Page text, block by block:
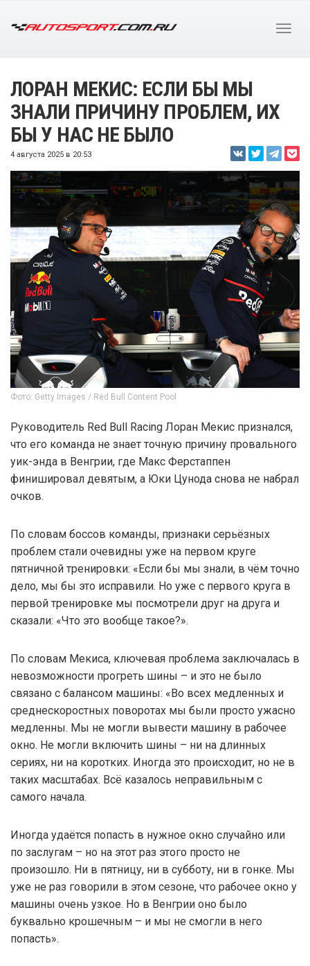
ЛОРАН МЕКИС: ЕСЛИ БЫ МЫ
ЗНАЛИ ПРИЧИНУ ПРОБЛЕМ, ИХ
БЫ У НАС НЕ БЫЛО
4 августа 2025 в 20:53
Фото: Getty Images / Red Bull Content Pool
Руководитель Red Bull Racing Лоран Мекис признался,
что его команда не знает точную причину провального
уик-энда в Венгрии, где Макс Ферстаппен
финишировал девятым, а Юки Цунода снова не набрал
очков.
По словам боссов команды, признаки серьёзных
проблем стали очевидны уже на первом круге
пятничной тренировки: «Если бы мы знали, в чём точно
дело, мы бы это исправили. Но уже с первого круга в
первой тренировке мы посмотрели друг на друга и
сказали: «Что это вообще такое?».
По словам Мекиса, ключевая проблема заключалась в
невозможности прогреть шины – и это не было
связано с балансом машины: «Во всех медленных и
среднескоростных поворотах мы были просто ужасно
медленны. Мы не могли вывести машину в рабочее
окно. Не могли включить шины – ни на длинных
сериях, ни на коротких. Иногда это происходит, но не в
таких масштабах. Всё казалось неправильным с
самого начала.
Иногда удаётся попасть в нужное окно случайно или
по заслугам – но на этот раз этого просто не
произошло. Ни в пятницу, ни в субботу, ни в гонке. Мы
уже не раз говорили в этом сезоне, что рабочее окно у
машины очень узкое. Но в Венгрии оно было
буквально крошечным – и мы не смогли в него
попасть».